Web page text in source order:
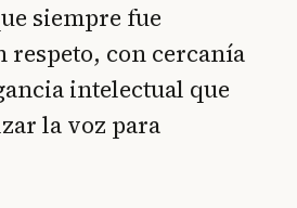
siempre fue
respeto, con cercanía
intelectual que
la voz para